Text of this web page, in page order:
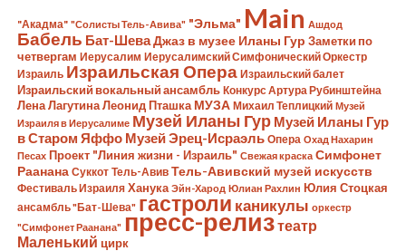
"Акадма" "Солисты Тель-Авива" "Эльма" Main Ашдод
Бабель Бат-ШеваДжаз в музее Иланы Гур Заметки по
четвергам Иерусалим Иерусалимский Симфонический Оркестр
Израиль Израильская Опера Израильский балет
Израильский вокальный ансамбль Конкурс Артура Рубинштейна
Лена Лагутина Леонид Пташка МУЗА Михаил Теплицкий Музей
Израиля в Иерусалиме Музей Иланы Гур Музей Иланы Гур
в Старом Яффо Музей Эрец-Исраэль Опера Охад Нахарин
Песах Проект "Линия жизни - Израиль" Свежая краска Симфонет
Раанана Суккот Тель-Авив Тель-Авивский музей искусств
Фестиваль Израиля Ханука Эйн-Харод Юлиан Рахлин Юлия Стоцкая
ансамбль "Бат-Шева" гастроли каникулы оркестр
"Симфонет Раанана" пресс-релизтеатр
Маленький цирк